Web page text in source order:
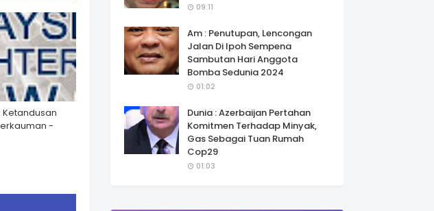
Ketandusan
-
09:11
Am : Penutupan, Lencongan
Jalan Di Ipoh Sempena
Sambutan Hari Anggota
Bomba Sedunia 2024
01:02
Dunia : Azerbaijan Pertahan
Komitmen Terhadap Minyak,
Gas Sebagai Tuan Rumah
Cop29
01:03